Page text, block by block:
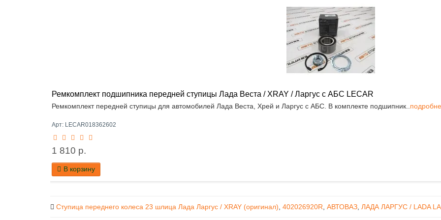
Ремкомплект подшипника передней ступицы Лада Веста / XRAY / Ларгус с АБС LECAR
Ремкомплект передней ступицы для автомобилей Лада Веста, Хрей и Ларгус с АБС. В комплекте подшипник..
Арт: LECAR018362602
1 810 р.
В корзину
Ступица переднего колеса 23 шлица Лада Ларгус / XRAY (оригинал), 402026920R, АВТОВАЗ, ЛАДА ЛАРГУС / LADA